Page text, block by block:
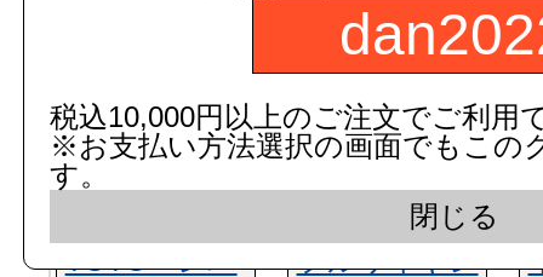
TOTO レバ フルワイヤレ
税込10,000円以上のご注文でご利用
※お支払い方法選択の画面でもこの
す。
閉じる